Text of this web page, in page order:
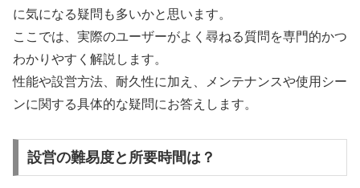
に気になる疑問も多いかと思います。
ここでは、実際のユーザーがよく尋ねる質問を専門的かつ
わかりやすく解説します。
性能や設営方法、耐久性に加え、メンテナンスや使用シー
ンに関する具体的な疑問にお答えします。
設営の難易度と所要時間は？